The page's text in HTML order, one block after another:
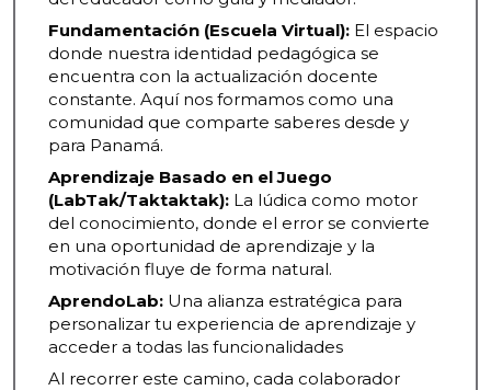
Fundamentación (Escuela Virtual): El espacio
donde nuestra identidad pedagógica se
encuentra con la actualización docente
constante. Aquí nos formamos como una
comunidad que comparte saberes desde y
para Panamá.
Aprendizaje Basado en el Juego
(LabTak/Taktaktak): La lúdica como motor
del conocimiento, donde el error se convierte
en una oportunidad de aprendizaje y la
motivación fluye de forma natural.
AprendoLab: Una alianza estratégica para
personalizar tu experiencia de aprendizaje y
acceder a todas las funcionalidades
Al recorrer este camino, cada colaborador